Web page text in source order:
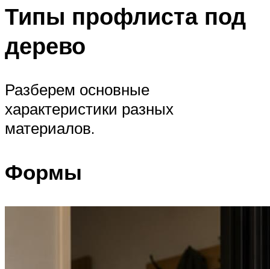
Типы профлиста под
дерево
Разберем основные
характеристики разных
материалов.
Формы